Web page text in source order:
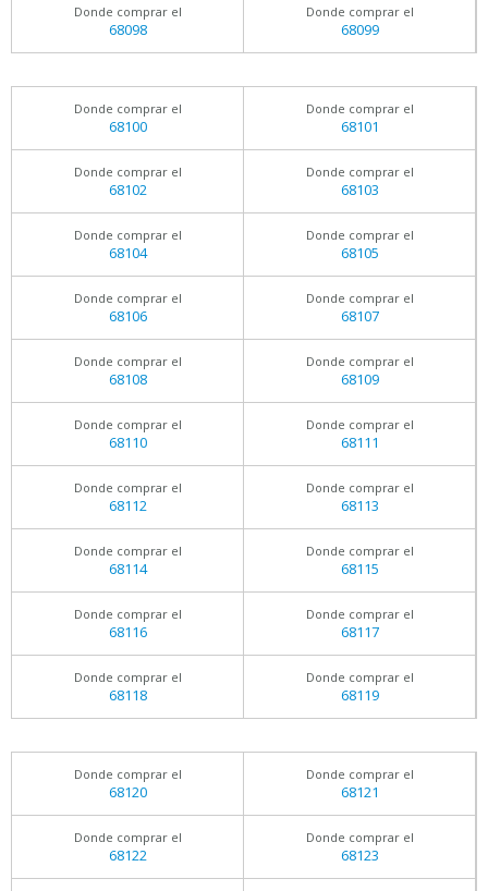
Donde comprar el
68098
Donde comprar el
68099
Donde comprar el
68100
Donde comprar el
68101
Donde comprar el
68102
Donde comprar el
68103
Donde comprar el
68104
Donde comprar el
68105
Donde comprar el
68106
Donde comprar el
68107
Donde comprar el
68108
Donde comprar el
68109
Donde comprar el
68110
Donde comprar el
68111
Donde comprar el
68112
Donde comprar el
68113
Donde comprar el
68114
Donde comprar el
68115
Donde comprar el
68116
Donde comprar el
68117
Donde comprar el
68118
Donde comprar el
68119
Donde comprar el
68120
Donde comprar el
68121
Donde comprar el
68122
Donde comprar el
68123